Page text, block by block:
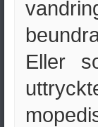
Eller